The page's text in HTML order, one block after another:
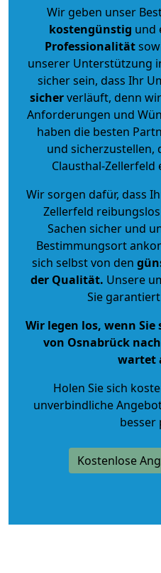
Wir geben unser
kostengünstig und
Professionalität
unserer Unterstützung
sicher sein, dass Ihr
sicherverläuft, denn
Anforderungen und
haben die besten
und sicherzustellen,
Clausthal-
Wir sorgen dafür, dass
Zellerfeld
Sachen sicher und
Bestimmungsort
sich selbst von den
der Qualität. Unsere
Sie
Wir legen los, wenn
von Osnabrück
wartet
Holen Sie sich
unverbindliche
besser
Kostenlose